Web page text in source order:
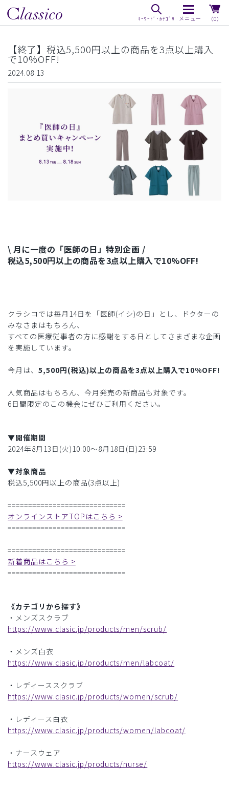
（0）
【終了】税込5,500円以上の商品を3点以上購入
で10%OFF!
2024.08.13
\ 月に一度の「医師の日」特別企画 /
税込5,500円以上の商品を3点以上購入で10%OFF!
クラシコでは毎月14日を「医師(イシ)の日」とし、ドクターの
みなさまはもちろん、
すべての医療従事者の方に感謝をする日としてさまざまな企画
を実施しています。
今月は、 5,500円(税込)以上の商品を3点以上購入で10%OFF!
人気商品はもちろん、今月発売の新商品も対象です。
6日間限定のこの機会にぜひご利用ください。
▼開催期間
2024年8月13日(火)10:00〜8月18日(日)23:59
▼対象商品
税込5,500円以上の商品(3点以上)
=============================
オンラインストアTOPはこちら >
=============================
=============================
新着商品はこちら >
=============================
《カテゴリから探す》
・メンズスクラブ
https://www.clasic.jp/products/men/scrub/
・メンズ白衣
https://www.clasic.jp/products/men/labcoat/
・レディーススクラブ
https://www.clasic.jp/products/women/scrub/
・レディース白衣
https://www.clasic.jp/products/women/labcoat/
・ナースウェア
https://www.clasic.jp/products/nurse/